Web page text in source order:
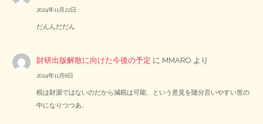
2024年11月22日
だんんだだん
財研出版解散に向けた今後の予定 に MMARO より
2024年11月8日
税は財源ではないのだから減税は可能、という意見を随分言いやすい世の
中になりつつあ…